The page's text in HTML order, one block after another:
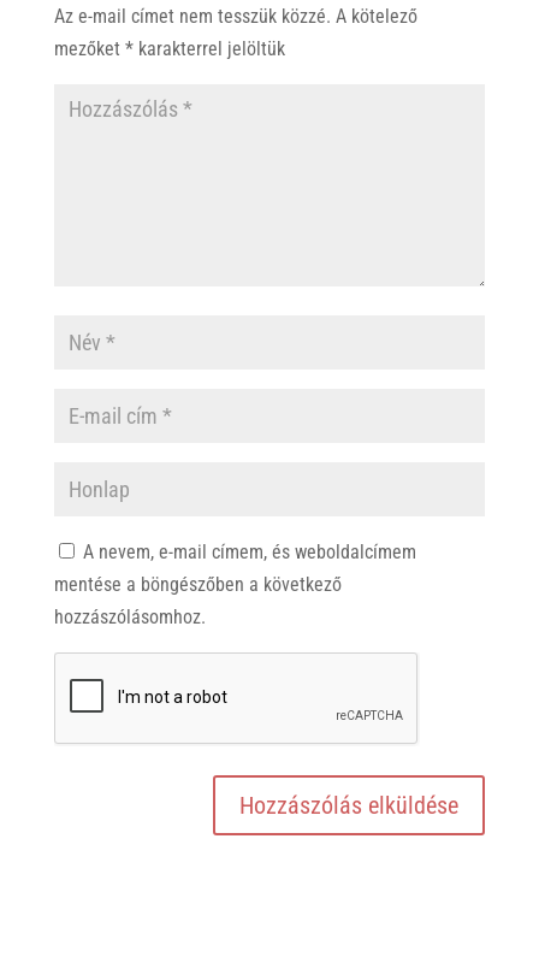
Az e-mail címet nem tesszük közzé. A kötelező
mezőket *karakterrel jelöltük
A nevem, e-mail címem, és weboldalcímem
mentése a böngészőben a következő
hozzászólásomhoz.